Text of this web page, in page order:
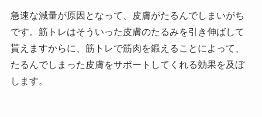
急速な減量が原因となって、皮膚がたるんでしまいがち
です。筋トレはそういった皮膚のたるみを引き伸ばして
貰えますからに、筋トレで筋肉を鍛えることによって、
たるんでしまった皮膚をサポートしてくれる効果を及ぼ
します。